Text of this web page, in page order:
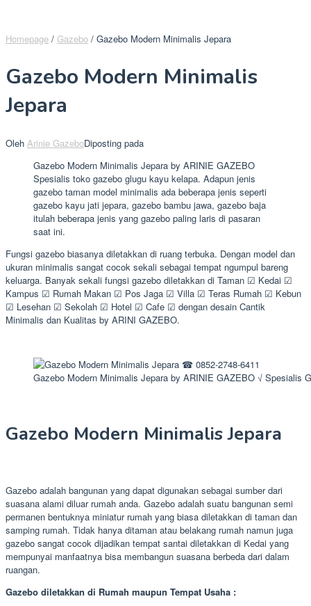
Homepage / Gazebo / Gazebo Modern Minimalis Jepara
Gazebo Modern Minimalis
Jepara
Oleh Arinie GazeboDiposting pada
Gazebo Modern Minimalis Jepara by ARINIE GAZEBO
Spesialis toko gazebo glugu kayu kelapa. Adapun jenis
gazebo taman model minimalis ada beberapa jenis seperti
gazebo kayu jati jepara, gazebo bambu jawa, gazebo baja
itulah beberapa jenis yang gazebo paling laris di pasaran
saat ini.
Fungsi gazebo biasanya diletakkan di ruang terbuka. Dengan model dan
ukuran minimalis sangat cocok sekali sebagai tempat ngumpul bareng
keluarga. Banyak sekali fungsi gazebo diletakkan di Taman ☑ Kedai ☑
Kampus ☑ Rumah Makan ☑ Pos Jaga ☑ Villa ☑ Teras Rumah ☑ Kebun
☑ Lesehan ☑ Sekolah ☑ Hotel ☑ Cafe ☑ dengan desain Cantik
Minimalis dan Kualitas by ARINI GAZEBO.
Gazebo Modern Minimalis Jepara by ARINIE GAZEBO √ Spesialis
Gazebo Modern Minimalis Jepara
Gazebo adalah bangunan yang dapat digunakan sebagai sumber dari
suasana alami diluar rumah anda. Gazebo adalah suatu bangunan semi
permanen bentuknya miniatur rumah yang biasa diletakkan di taman dan
samping rumah. Tidak hanya ditaman atau belakang rumah namun juga
gazebo sangat cocok dijadikan tempat santai diletakkan di Kedai yang
mempunyai manfaatnya bisa membangun suasana berbeda dari dalam
ruangan.
Gazebo diletakkan di Rumah maupun Tempat Usaha :